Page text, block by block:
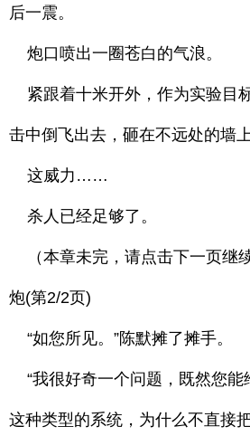
后一震。
炮口喷出一圈苍白的气浪。
紧跟着十米开外，作为实验目
击中倒飞出去，砸在不远处的墙
这威力……
杀人已经足够了。
（本章未完，请点击下一页继
炮(第2/2页)
“如您所见。”陈默摊了摊手。
“我很好奇一个问题，既然您能
这种类型的系统，为什么不直接